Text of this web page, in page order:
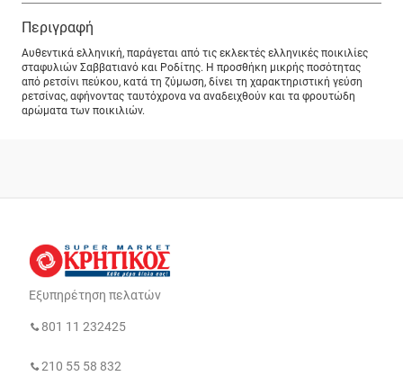
Περιγραφή
Αυθεντικά ελληνική, παράγεται από τις εκλεκτές ελληνικές ποικιλίες
σταφυλιών Σαββατιανό και Ροδίτης. Η προσθήκη μικρής ποσότητας
από ρετσίνι πεύκου, κατά τη ζύμωση, δίνει τη χαρακτηριστική γεύση
ρετσίνας, αφήνοντας ταυτόχρονα να αναδειχθούν και τα φρουτώδη
αρώματα των ποικιλιών.
Εξυπηρέτηση πελατών
801 11 232425
210 55 58 832